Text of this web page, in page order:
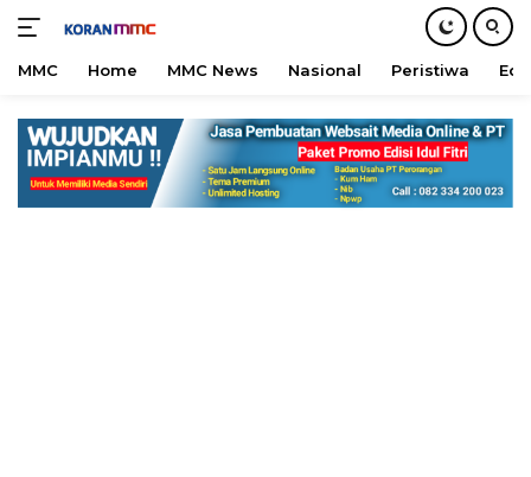
konten
MMC Home MMC News Nasional Peristiwa